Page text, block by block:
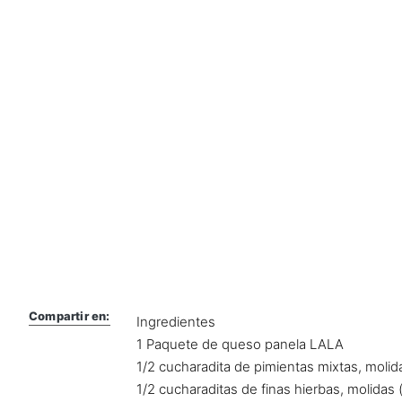
Compartir en:
Ingredientes
1 Paquete de queso panela LALA
1/2 cucharadita de pimientas mixtas,
1/2 cucharaditas de finas hierbas, molidas